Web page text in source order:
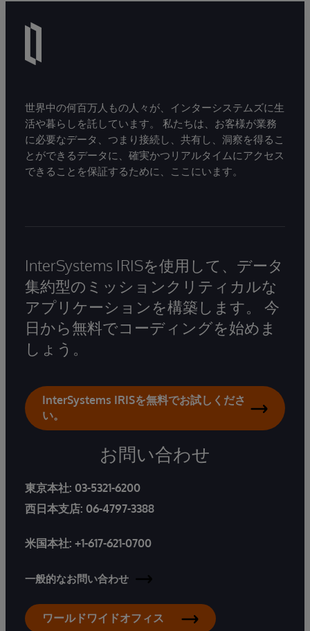
世界中の何百万人もの人々が、インターシステムズに生
活や暮らしを託しています。 私たちは、お客様が業務
に必要なデータ、つまり接続し、共有し、洞察を得るこ
とができるデータに、確実かつリアルタイムにアクセス
できることを保証するために、ここにいます。
InterSystems IRISを使用して、データ
集約型のミッションクリティカルな
アプリケーションを構築します。 今
日から無料でコーディングを始めま
しょう。
InterSystems IRISを無料でお試しくださ
い。
お問い合わせ
東京本社: 03-5321-6200
西日本支店: 06-4797-3388
米国本社: +1-617-621-0700
一般的なお問い合わせ
ワールドワイドオフィス